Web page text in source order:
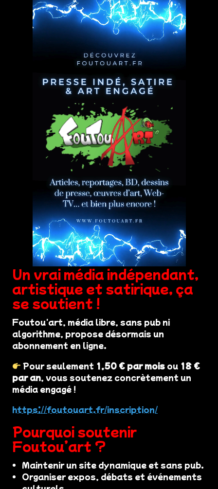
Un vrai média indépendant,
artistique et satirique, ça
se soutient !
Foutou'art, média libre, sans pub ni
algorithme, propose désormais un
abonnement en ligne.
Pour seulement 1,50 € par mois ou 18 €
par an, vous soutenez concrètement un
média engagé !
https://foutouart.fr/inscription/
Pourquoi soutenir
Foutou’art ?
Maintenir un site dynamique et sans pub.
Organiser expos, débats et événements